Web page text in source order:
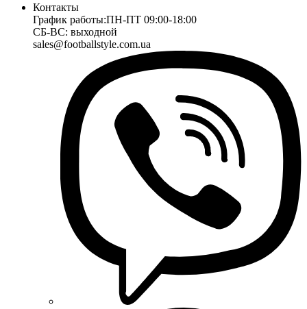
Контакты
График работы:ПН-ПТ 09:00-18:00
СБ-ВС: выходной
sales@footballstyle.com.ua